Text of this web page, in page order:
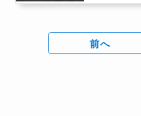
前へ